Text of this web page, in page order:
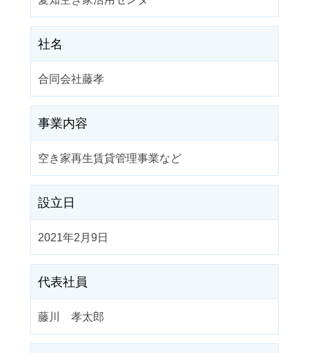
社名
合同会社藤孝
事業内容
空き家再生賃貸管理事業など
設立日
2021年2月9日
代表社員
藤川 孝太郎